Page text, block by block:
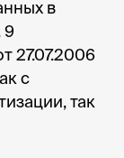
в
9
27.07.2006
с
так